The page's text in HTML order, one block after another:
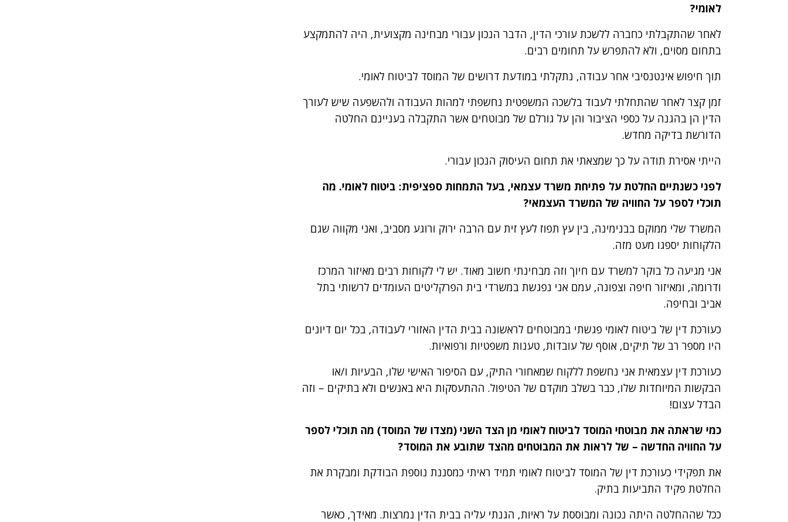
לאומי?
לאחר שהתקבלתי כחברה ללשכת עורכי הדין, הדבר הנכון עבורי מבחינה מקצועית, היה להתמקצע
בתחום מסוים, ולא להתפרש על תחומים רבים.
תוך חיפוש אינטנסיבי אחר עבודה, נתקלתי במודעת דרושים של המוסד לביטוח לאומי.
זמן קצר לאחר שהתחלתי לעבוד בלשכה המשפטית נחשפתי למהות העבודה ולהשפעה שיש לעורך
הדין הן בהגנה על כספי הציבור והן על גורלם של מבוטחים אשר התקבלה בעניינם החלטה
הדורשת בדיקה מחדש.
הייתי אסירת תודה על כך שמצאתי את תחום העיסוק הנכון עבורי.
לפני כשנתיים החלטת על פתיחת משרד עצמאי, בעל התמחות ספציפית: ביטוח לאומי. מה
תוכלי לספר על החוויה של המשרד העצמאי?
המשרד שלי ממוקם בבנימינה, בין עץ תפוז לעץ זית עם הרבה ירוק ורוגע מסביב, ואני מקווה שגם
הלקוחות יספגו מעט מזה.
אני מגיעה כל בוקר למשרד עם חיוך וזה מבחינתי חשוב מאוד. יש לי לקוחות רבים מאיזור המרכז
ודרומה, ומאיזור חיפה וצפונה, עמם אני נפגשת במשרדי בית הפרקליטים העומדים לרשותי בתל
אביב ובחיפה.
כעורכת דין של ביטוח לאומי פגשתי במבוטחים לראשונה בבית הדין האזורי לעבודה, בכל יום דיונים
היו מספר רב של תיקים, אוסף של עובדות, טענות משפטיות ורפואיות.
כעורכת דין עצמאית אני נחשפת ללקוח שמאחורי התיק, עם הסיפור האישי שלו, הבעיות ו/או
הבקשות המיוחדות שלו, כבר בשלב מוקדם של הטיפול. ההתעסקות היא באנשים ולא בתיקים – וזה
הבדל עצום!
כמי שראתה את מבוטחי המוסד לביטוח לאומי מן הצד השני (מצדו של המוסד) מה תוכלי לספר
על החוויה החדשה – של לראות את המבוטחים מהצד שתובע את המוסד?
את תפקידי כעורכת דין של המוסד לביטוח לאומי תמיד ראיתי כמסננת נוספת הבודקת ומבקרת את
החלטת פקיד התביעות בתיק.
ככל שההחלטה היתה נכונה ומבוססת על ראיות, הגנתי עליה בבית הדין נמרצות. מאידך, כאשר